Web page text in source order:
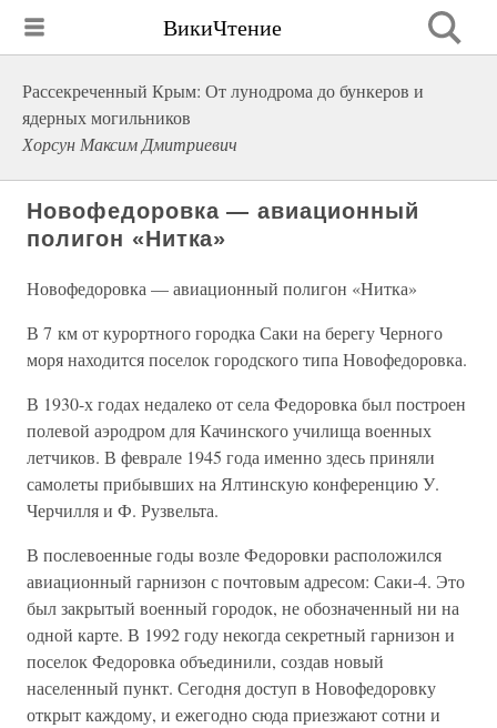
ВикиЧтение
Рассекреченный Крым: От лунодрома до бункеров и
ядерных могильников
Хорсун Максим Дмитриевич
Новофедоровка — авиационный
полигон «Нитка»
Новофедоровка — авиационный полигон «Нитка»
В 7 км от курортного городка Саки на берегу Черного
моря находится поселок городского типа Новофедоровка.
В 1930-х годах недалеко от села Федоровка был построен
полевой аэродром для Качинского училища военных
летчиков. В феврале 1945 года именно здесь приняли
самолеты прибывших на Ялтинскую конференцию У.
Черчилля и Ф. Рузвельта.
В послевоенные годы возле Федоровки расположился
авиационный гарнизон с почтовым адресом: Саки-4. Это
был закрытый военный городок, не обозначенный ни на
одной карте. В 1992 году некогда секретный гарнизон и
поселок Федоровка объединили, создав новый
населенный пункт. Сегодня доступ в Новофедоровку
открыт каждому, и ежегодно сюда приезжают сотни и